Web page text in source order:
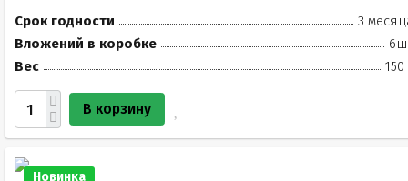
Срок годности
3
Вложений в коробке
Вес
150
В корзину
Новинка